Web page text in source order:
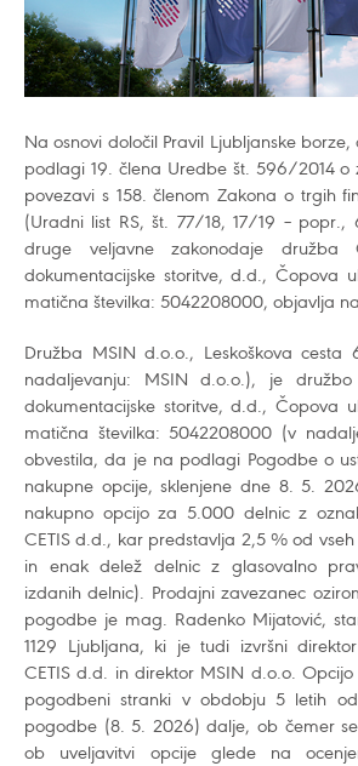
Na osnovi določil Pravil Ljubljanske
podlagi 19. člena Uredbe št. 596/2014
povezavi s 158. členom Zakona o trgih
(Uradni list RS, št. 77/18, 17/19 –
druge veljavne zakonodaje družba
dokumentacijske storitve, d.d., Čopova
matična številka: 5042208000, objavlja
Družba MSIN d.o.o., Leskoškova cesta
nadaljevanju: MSIN d.o.o.), je
dokumentacijske storitve, d.d., Čopova
matična številka: 5042208000 (v
obvestila, da je na podlagi Pogodbe o
nakupne opcije, sklenjene dne 8. 5.
nakupno opcijo za 5.000 delnic z
CETIS d.d., kar predstavlja 2,5 % od
in enak delež delnic z glasovalno
izdanih delnic). Prodajni zavezanec
pogodbe je mag. Radenko Mijatović,
1129 Ljubljana, ki je tudi izvršni
CETIS d.d. in direktor MSIN d.o.o.
pogodbeni stranki v obdobju 5 letih
pogodbe (8. 5. 2026) dalje, ob čemer
ob uveljavitvi opcije glede na